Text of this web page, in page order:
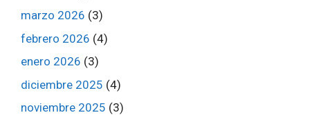
marzo 2026 (3)
febrero 2026 (4)
enero 2026 (3)
diciembre 2025 (4)
noviembre 2025 (3)